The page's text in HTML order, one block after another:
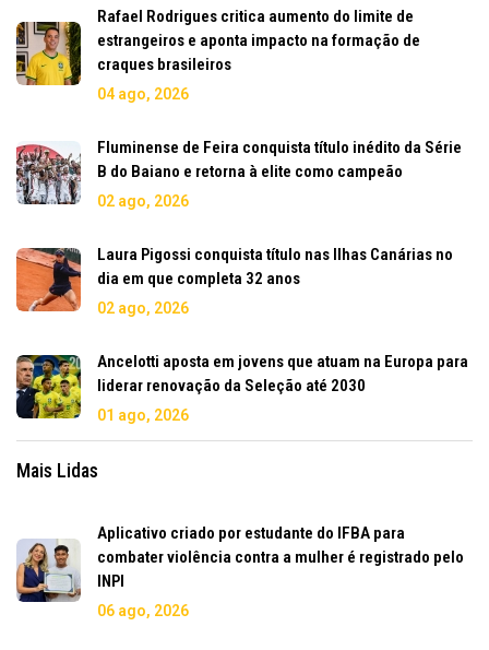
Rafael Rodrigues critica aumento do limite de
estrangeiros e aponta impacto na formação de
craques brasileiros
04 ago, 2026
Fluminense de Feira conquista título inédito da Série
B do Baiano e retorna à elite como campeão
02 ago, 2026
Laura Pigossi conquista título nas Ilhas Canárias no
dia em que completa 32 anos
02 ago, 2026
Ancelotti aposta em jovens que atuam na Europa para
liderar renovação da Seleção até 2030
01 ago, 2026
Mais Lidas
Aplicativo criado por estudante do IFBA para
combater violência contra a mulher é registrado pelo
INPI
06 ago, 2026